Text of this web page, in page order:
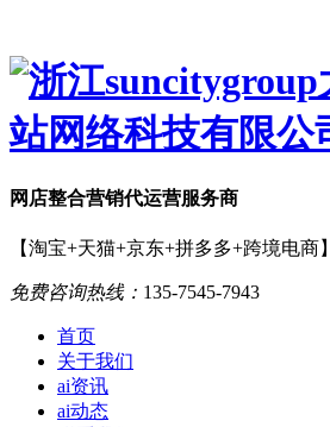
网店整合营销代运营服务商
【淘宝+天猫+京东+拼多多+跨境电商】
免费咨询热线： 135-7545-7943
首页
关于我们
ai资讯
ai动态